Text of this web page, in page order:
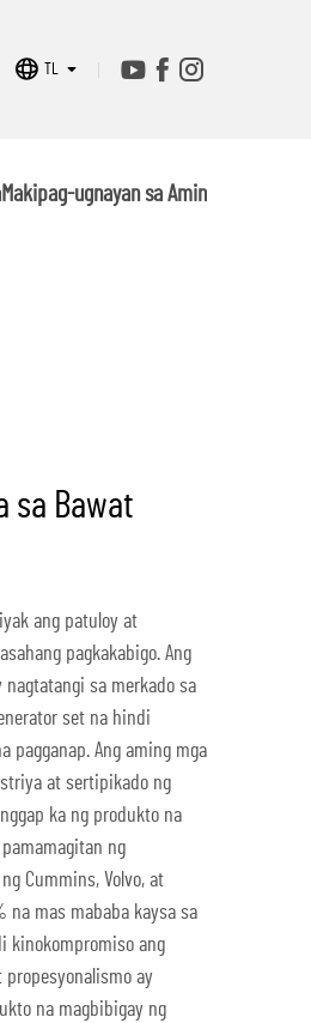
TL
Makipag-ugnayan sa Amin
sa Bawat
ang patuloy at
pagkakabigo. Ang
nagtatangi sa merkado sa
set na hindi
pagganap. Ang aming mga
at sertipikado ng
ka ng produkto na
ng
Cummins, Volvo, at
na mas mababa kaysa sa
kinokompromiso ang
propesyonalismo ay
na magbibigay ng